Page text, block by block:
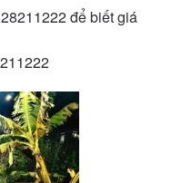
để biết giá